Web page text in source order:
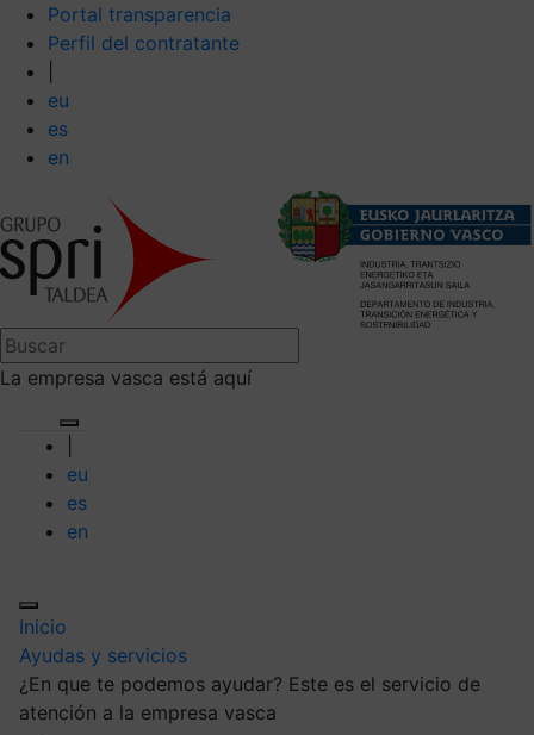
Portal transparencia
Perfil del contratante
eu
es
en
La empresa vasca está aquí
eu
es
en
Inicio
Ayudas y servicios
¿En que te podemos ayudar? Este es el servicio de
atención a la empresa vasca